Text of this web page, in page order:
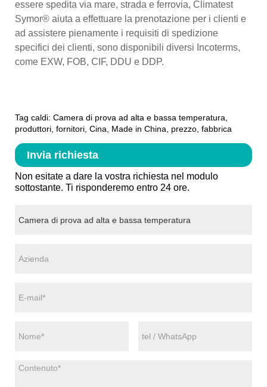
essere spedita via mare, strada e ferrovia, Climatest
Symor® aiuta a effettuare la prenotazione per i clienti e
ad assistere pienamente i requisiti di spedizione
specifici dei clienti, sono disponibili diversi Incoterms,
come EXW, FOB, CIF, DDU e DDP.
Tag caldi: Camera di prova ad alta e bassa temperatura,
produttori, fornitori, Cina, Made in China, prezzo, fabbrica
Invia richiesta
Non esitate a dare la vostra richiesta nel modulo
sottostante. Ti risponderemo entro 24 ore.